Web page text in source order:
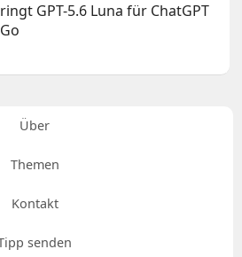
GPT-5.6 Luna für ChatGPT
Über
Themen
Kontakt
senden